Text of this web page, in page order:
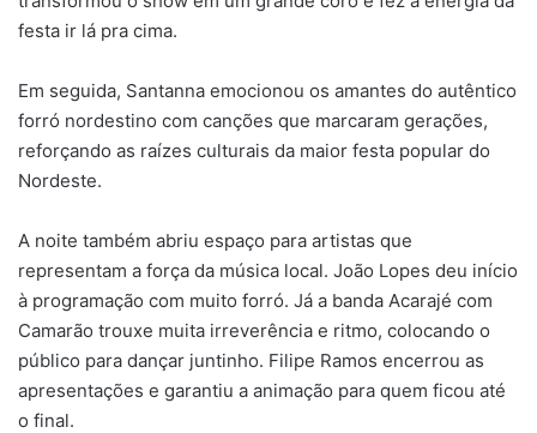
festa ir lá pra cima.
Em seguida, Santanna emocionou os amantes do autêntico
forró nordestino com canções que marcaram gerações,
reforçando as raízes culturais da maior festa popular do
Nordeste.
A noite também abriu espaço para artistas que
representam a força da música local. João Lopes deu início
à programação com muito forró. Já a banda Acarajé com
Camarão trouxe muita irreverência e ritmo, colocando o
público para dançar juntinho. Filipe Ramos encerrou as
apresentações e garantiu a animação para quem ficou até
o final.